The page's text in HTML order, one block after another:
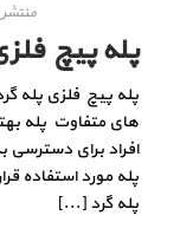
پله پیچ
پله پیچ فلزی پله
های متفاوت پله
افراد برای دسترسی
پله مورد استفاده
پله گرد [...]